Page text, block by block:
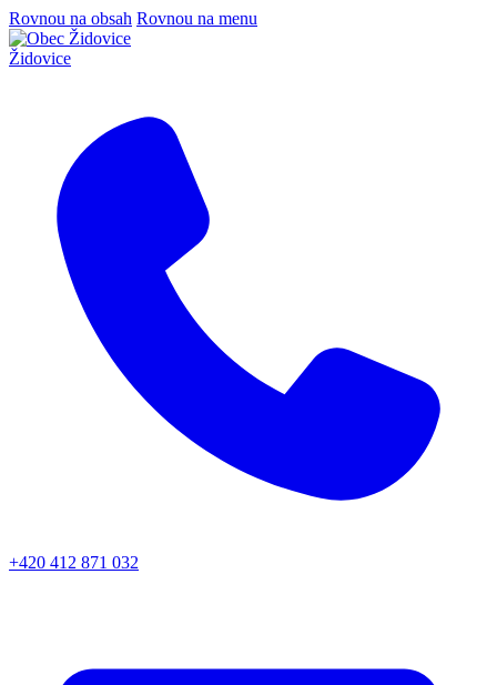
Rovnou na obsah Rovnou na menu
Židovice
+420 412 871 032